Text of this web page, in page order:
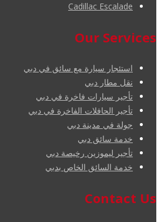
Cadillac Escalade
Our Services
استئجار سيارة مع سائق في دبي
نقل مطار دبي
تأجير سيارات فاخرة في دبي
تأجير الحافلات الفاخرة في دبي
جولة في مدينة دبي
خدمة سائق دبي
تأجير ليموزين رخيصة دبي
خدمة السائق الخاص بدبي
Contact Us